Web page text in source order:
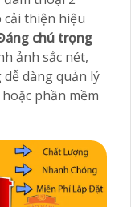
thiện hiệu
chú trọng
ảnh sắc nét,
dàng quản lý
phần mềm